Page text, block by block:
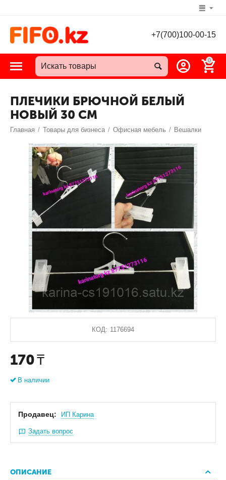
+7(700)100-00-15
0
ПЛЕЧИКИ БРЮЧНОЙ БЕЛЫЙ
НОВЫЙ 30 СМ
Главная / Товары для бизнеса / Офисная мебель / Вешалки
КОД: 1176694
170 ₸
В наличии
Продавец: ИП Карина
Задать вопрос
ОПИСАНИЕ